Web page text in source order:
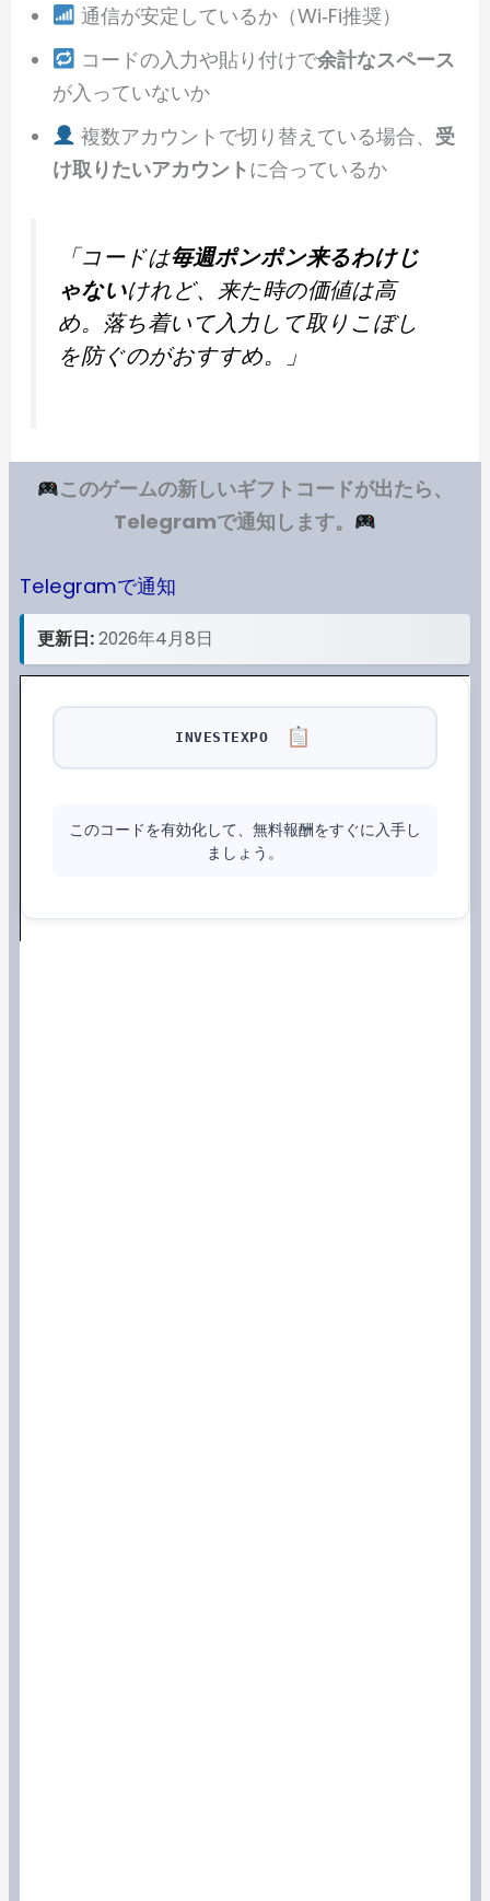
通信が安定しているか（Wi‑Fi推奨）
コードの入力や貼り付けで余計なスペース
が入っていないか
複数アカウントで切り替えている場合、 受
け取りたいアカウントに合っているか
「コードは毎週ポンポン来るわけじ
ゃないけれど、来た時の価値は高
め。落ち着いて入力して取りこぼし
を防ぐのがおすすめ。」
このゲームの新しいギフトコードが出たら、
Telegramで通知します。
Telegramで通知
更新日:2026年4月8日
INVESTEXPO
このコードを有効化して、無料報酬をすぐに入手し
ましょう。